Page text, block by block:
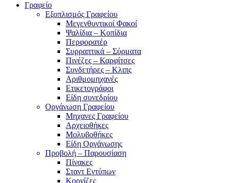
Γραφείο
Εξοπλισμός Γραφείου
Μεγενθυντικοί Φακοί
Ψαλίδια – Κοπίδια
Περφορατέρ
Συρραπτικά – Σύρματα
Πινέζες – Καρφίτσες
Συνδετήρες – Κλιπς
Αριθμομηχανές
Ετικετογράφοι
Είδη συνεδρίου
Οργάνωση Γραφείου
Μηχανες Γραφείου
Αρχειοθήκες
Μολυβοθήκες
Είδη Οργάνωσης
Προβολή – Παρουσίαση
Πίνακες
Σταντ Εντύπων
Κορνίζες